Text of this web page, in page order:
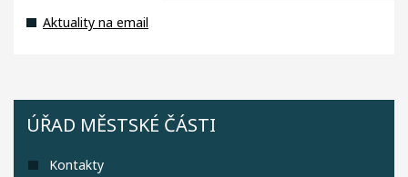
Aktuality na email
ÚŘAD MĚSTSKÉ ČÁSTI
Kontakty